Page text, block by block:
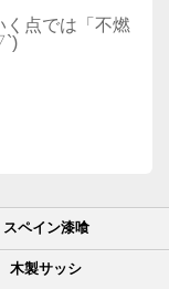
く点では「不燃
スペイン漆喰
木製サッシ